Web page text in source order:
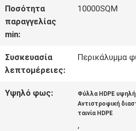
ΜΕ
ΕΜΆΣ
ΕΠΙΣΚΈΨΕΙΣ
ΣΤΟ
ΕΡΓΟΣΤΆΣΙΟ
Ποσότητα
παραγγελίας
min:
10000SQM
Συσκευασία
λεπτομέρειες:
Περικάλυμμα
Υψηλό φως: Φύλλα HDPE
Αντιστροφική
ταινία HDPE
,